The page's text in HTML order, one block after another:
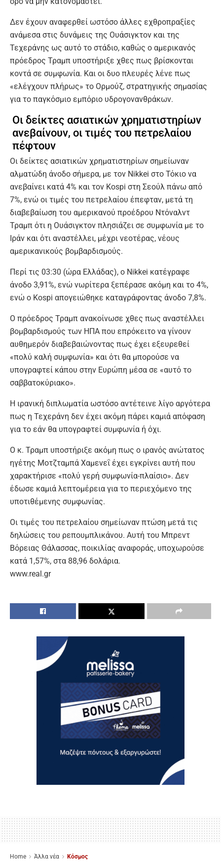
Δεν έχουν αναφερθεί ωστόσο άλλες εχθροπραξίες
ανάμεσα στις δυνάμεις της Ουάσιγκτον και της
Τεχεράνης ως αυτό το στάδιο, καθώς ο αμερικανός
πρόεδρος Τραμπ υποστήριξε χθες πως βρίσκονται
κοντά σε συμφωνία. Και οι δυο πλευρές λένε πως
«ελέγχουν πλήρως» το Ορμούζ, στρατηγικής σημασίας
για το παγκόσμιο εμπόριο υδρογονανθράκων.
Οι δείκτες ασιατικών χρηματιστηρίων
ανεβαίνουν, οι τιμές του πετρελαίου
πέφτουν
Οι δείκτες ασιατικών χρηματιστηρίων σημείωναν
αλματώδη άνοδο σήμερα, με τον Nikkei στο Τόκιο να
ανεβαίνει κατά 4% και τον Kospi στη Σεούλ πάνω από
7%, ενώ οι τιμές του πετρελαίου έπεφταν, μετά τη
διαβεβαίωση του αμερικανού προέδρου Ντόναλντ
Τραμπ ότι η Ουάσιγκτον πλησιάζει σε συμφωνία με το
Ιράν και ότι αναστέλλει, μέχρι νεοτέρας, νέους
αμερικανικούς βομβαρδισμούς.
Περί τις 03:30 (ώρα Ελλάδας), ο Nikkei κατέγραφε
άνοδο 3,91%, ενώ νωρίτερα ξεπέρασε ακόμη και το 4%,
ενώ ο Kospi απογειώθηκε καταγράφοντας άνοδο 7,8%.
Ο πρόεδρος Τραμπ ανακοίνωσε χθες πως αναστέλλει
βομβαρδισμούς των ΗΠΑ που επρόκειτο να γίνουν
αυθημερόν διαβεβαιώνοντας πως έχει εξευρεθεί
«πολύ καλή συμφωνία» και ότι θα μπορούσε να
υπογραφτεί κάπου στην Ευρώπη μέσα σε «αυτό το
σαββατοκύριακο».
Η ιρανική διπλωματία ωστόσο αντέτεινε λίγο αργότερα
πως η Τεχεράνη δεν έχει ακόμη πάρει καμιά απόφαση
για το εάν θα υπογραφτεί συμφωνία ή όχι.
Ο κ. Τραμπ υποστήριξε ακόμη πως ο ιρανός ανώτατος
ηγέτης Μοτζταμπά Χαμενεΐ έχει εγκρίνει αυτή που
χαρακτήρισε «πολύ γερή συμφωνία-πλαίσιο». Δεν
έδωσε καμιά λεπτομέρεια για το περιεχόμενο της
υποτιθέμενης συμφωνίας.
Οι τιμές του πετρελαίου σημείωναν πτώση μετά τις
δηλώσεις του ρεπουμπλικάνου. Αυτή του Μπρεντ
Βόρειας Θάλασσας, ποικιλίας αναφοράς, υποχωρούσε
κατά 1,57%, στα 88,96 δολάρια.
www.real.gr
Home Άλλα νέα Κόσμος